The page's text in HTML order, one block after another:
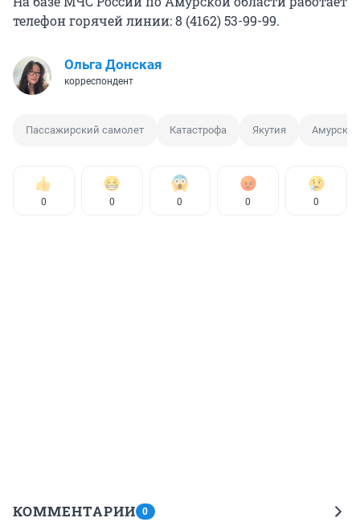
телефон горячей линии: 8 (4162) 53-99-99.
Ольга Донская
корреспондент
Пассажирский самолет Катастрофа Якутия
0 0 0 0 0
КОММЕНТАРИИ 0